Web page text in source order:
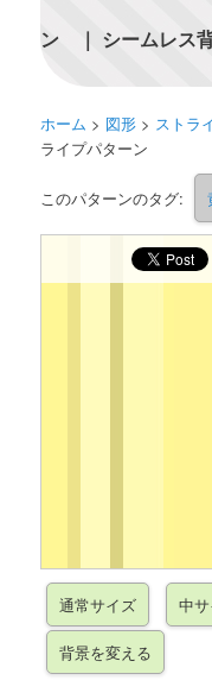
ン ｜ シームレス
ホーム > 図形 > ストラ
ライプパターン
このパターンのタグ: